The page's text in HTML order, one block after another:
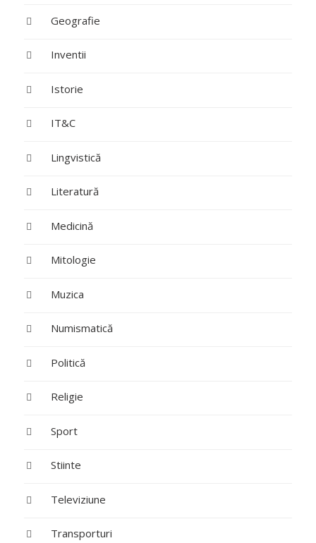
Geografie
Inventii
Istorie
IT&C
Lingvistică
Literatură
Medicină
Mitologie
Muzica
Numismatică
Politică
Religie
Sport
Stiinte
Televiziune
Transporturi